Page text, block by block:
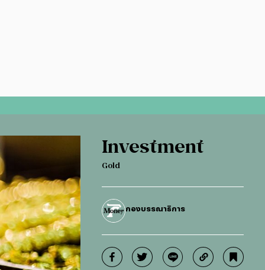
Investment
Gold
กองบรรณาธิการ